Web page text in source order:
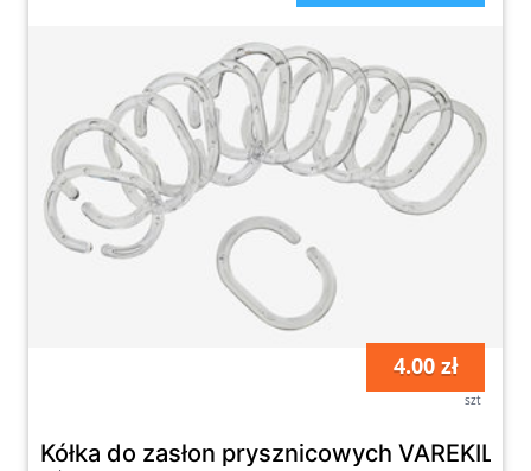
4.00 zł
szt
Kółka do zasłon prysznicowych VAREKIL